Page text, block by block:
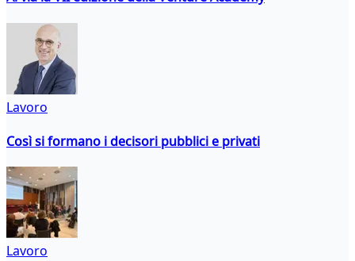
Lavoro
Così si formano i decisori pubblici e privati
Lavoro